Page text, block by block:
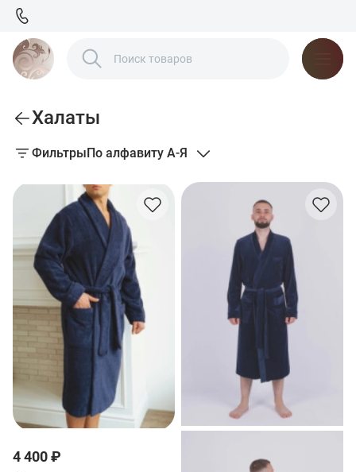
Халаты
ФильтрыПо алфавиту А-Я
4 400 ₽